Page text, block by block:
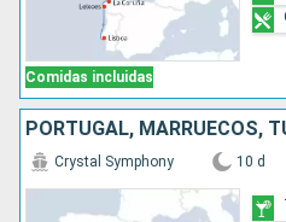
Comidas incluidas
Crystal Symphony 10 d